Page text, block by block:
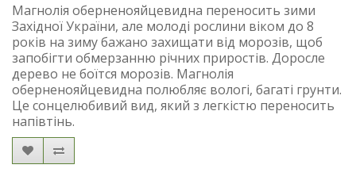
Магнолія оберненояйцевидна переносить зими
Західної України, але молоді рослини віком до 8
років на зиму бажано захищати від морозів, щоб
запобігти обмерзанню річних приростів. Доросле
дерево не боїтся морозів. Магнолія
оберненояйцевидна полюбляє вологі, багаті грунти.
Це сонцелюбивий вид, який з легкістю переносить
напівтінь.